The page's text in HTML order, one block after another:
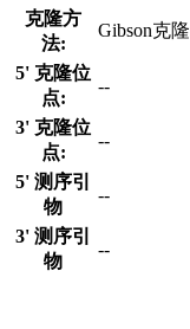
克隆方
法:
Gibson克隆
5' 克隆位
点:
--
3' 克隆位
点:
--
5' 测序引
物
--
3' 测序引
物
--